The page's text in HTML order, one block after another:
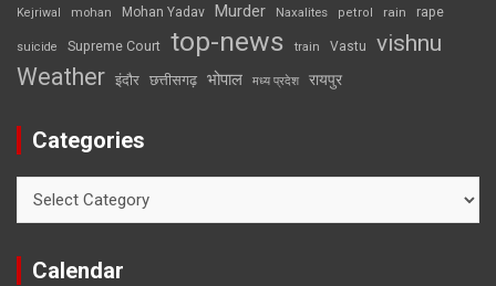
Kejriwal mohan Mohan Yadav Murder Naxalites petrol rain rape
suicide Supreme Court top-news train Vastu vishnu
Weather इंदौर छत्तीसगढ़ भोपाल मध्य प्रदेश रायपुर
Categories
Calendar